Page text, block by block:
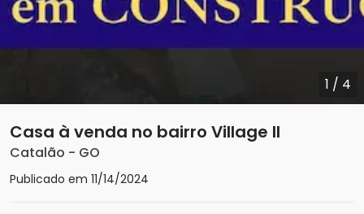
1 / 4
Casa à venda no bairro Village II
Catalão - GO
Publicado em 11/14/2024